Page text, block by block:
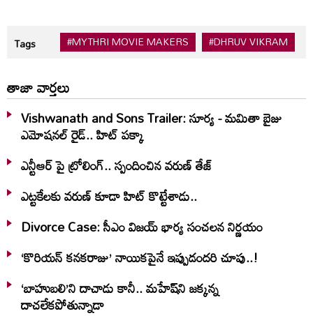
Tags #MYTHRI MOVIE MAKERS #DHRUV VIKRAM
తాజా వార్తలు
Vishwanath and Sons Trailer: సూర్య - మమితా బైజు
ఎమోషనల్ రైడ్.. హిట్ పక్కా
ఎన్టీఆర్ పై ట్రోలింగ్.. స్పందించిన వరుణ్ తేజ్
ఎట్టకేలకు వరుణ్ కూడా హిట్ కొట్టేశాడు..
Divorce Case: సీఎం విజయ్ భార్య సంచలన నిర్ణయం
‘కొరియన్ కనకరాజు’ నాయికపైనే ఇప్పుడందరి చూపు..!
‘బాహుబలి’ని దాచాడు కానీ.. మహేష్‌ని జక్కన్న
దాచలేకపోతున్నాడా